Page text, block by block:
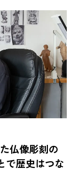
仏像彫刻の
で歴史はつな